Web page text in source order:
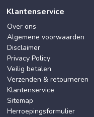
Klantenservice
Over ons
Algemene voorwaarden
Disclaimer
Privacy Policy
Veilig betalen
Verzenden & retourneren
Klantenservice
Sitemap
Herroepingsformulier